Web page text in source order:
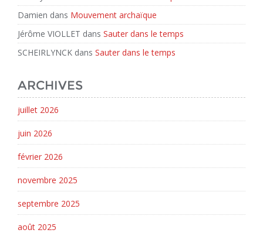
Damien dans Mouvement archaïque
Jérôme VIOLLET dans Sauter dans le temps
SCHEIRLYNCK dans Sauter dans le temps
ARCHIVES
juillet 2026
juin 2026
février 2026
novembre 2025
septembre 2025
août 2025